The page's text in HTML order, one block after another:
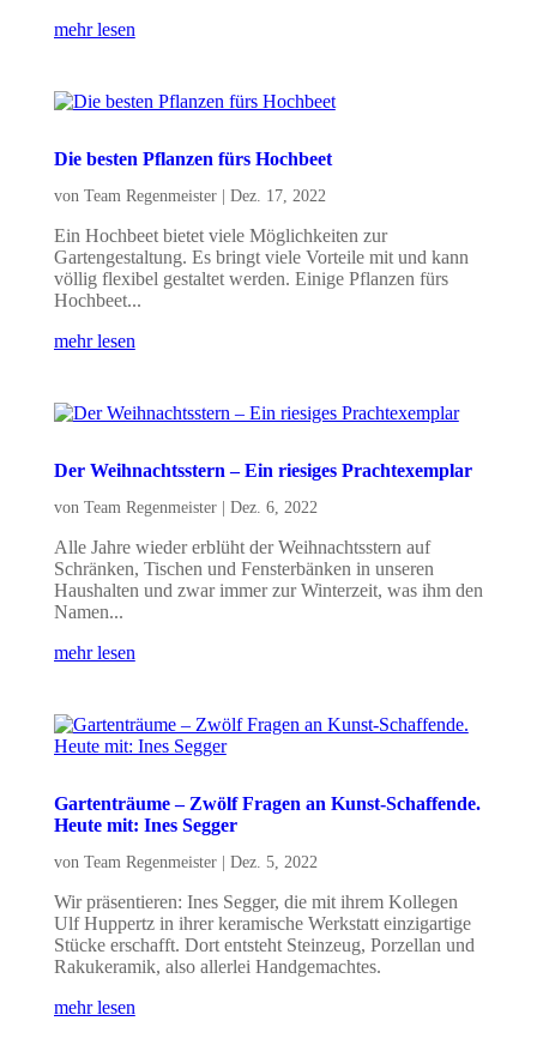
mehr lesen
Die besten Pflanzen fürs Hochbeet
von Team Regenmeister| Dez. 17, 2022
Ein Hochbeet bietet viele Möglichkeiten zur
Gartengestaltung. Es bringt viele Vorteile mit und kann
völlig flexibel gestaltet werden. Einige Pflanzen fürs
Hochbeet...
mehr lesen
Der Weihnachtsstern – Ein riesiges Prachtexemplar
von Team Regenmeister| Dez. 6, 2022
Alle Jahre wieder erblüht der Weihnachtsstern auf
Schränken, Tischen und Fensterbänken in unseren
Haushalten und zwar immer zur Winterzeit, was ihm den
Namen...
mehr lesen
Gartenträume – Zwölf Fragen an Kunst-Schaffende.
Heute mit: Ines Segger
von Team Regenmeister| Dez. 5, 2022
Wir präsentieren: Ines Segger, die mit ihrem Kollegen
Ulf Huppertz in ihrer keramische Werkstatt einzigartige
Stücke erschafft. Dort entsteht Steinzeug, Porzellan und
Rakukeramik, also allerlei Handgemachtes.
mehr lesen